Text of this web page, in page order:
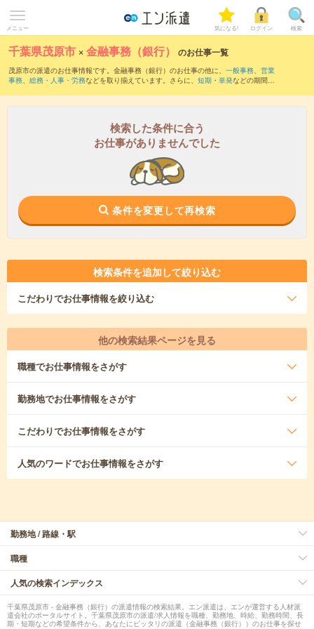
メニュー 気になる! ログイン 検索
千葉県茂原市 ×金融事務（銀行） のお仕事一覧
茂原市の派遣のお仕事情報です。金融事務（銀行）のお仕事の他に、 一般事務、 営業
事務、 総務・人事・労務などを取り揃えています。さらに、 短期 ・ 単発などの期間
検索した条件に合う
お仕事がありませんでした
条件を変更して再検索
検索条件を追加して絞り込む
こだわりでお仕事情報を絞り込む
他の検索結果ページを見る
職種でお仕事情報をさがす
勤務地でお仕事情報をさがす
こだわりでお仕事情報をさがす
人気のワードでお仕事情報をさがす
勤務地 / 路線・駅
職種
人気の検索インデックス
千葉県茂原市 - 金融事務（銀行）の派遣情報の検索結果。エン派遣は、エンが運営する人材派
遣会社のポータルサイト。千葉県茂原市の派遣/求人情報を職種、勤務地、時給、勤務時間、長
期・短期などの希望条件から、あなたにピッタリの派遣（金融事務（銀行））のお仕事を探せ